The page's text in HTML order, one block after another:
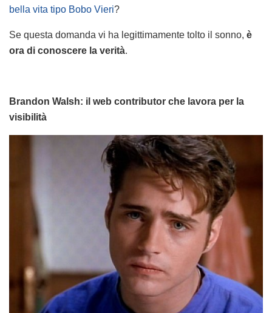
bella vita tipo Bobo Vieri?
Se questa domanda vi ha legittimamente tolto il sonno, è
ora di conoscere la verità.
Brandon Walsh: il web contributor che lavora per la
visibilità